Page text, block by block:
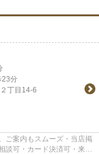
23分
２丁目14-6
ご案内もスムーズ・当店掲
談可・カード決済可・来店